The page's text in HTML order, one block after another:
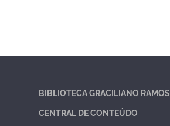
BIBLIOTECA GRACILIANO RAMOS
CENTRAL DE CONTEÚDO